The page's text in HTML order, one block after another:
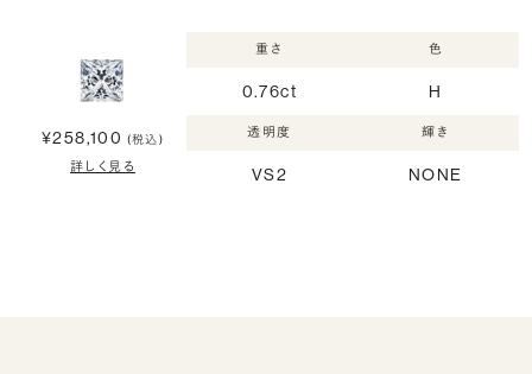
¥258,100 (税込)
詳しく見る
重さ
0.76ct
色
H
透明度
VS2
輝き
NONE